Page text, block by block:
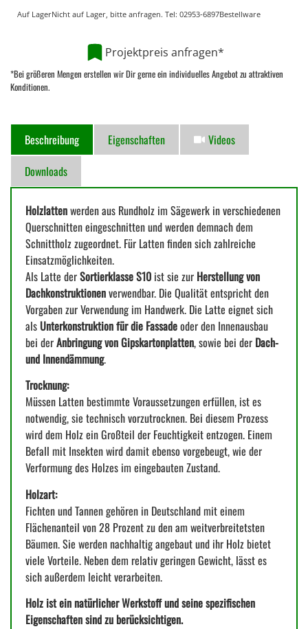
Auf LagerNicht auf Lager, bitte anfragen. Tel: 02953-6897Bestellware
Projektpreis anfragen*
*Bei größeren Mengen erstellen wir Dir gerne ein individuelles Angebot zu attraktiven
Konditionen.
Beschreibung Eigenschaften
Videos
Downloads
Holzlattenwerden aus Rundholz im Sägewerk in verschiedenen
Querschnitten eingeschnitten und werden demnach dem
Schnittholz zugeordnet. Für Latten finden sich zahlreiche
Einsatzmöglichkeiten.
Als Latte derSortierklasse S10 ist sie zur Herstellung von
Dachkonstruktionenverwendbar. Die Qualität entspricht den
Vorgaben zur Verwendung im Handwerk. Die Latte eignet sich
als Unterkonstruktion für die Fassadeoder den Innenausbau
bei derAnbringung von Gipskartonplatten, sowie bei der Dach-
und Innendämmung.
Trocknung:
Müssen Latten bestimmte Voraussetzungen erfüllen, ist es
notwendig, sie technisch vorzutrocknen. Bei diesem Prozess
wird dem Holz ein Großteil der Feuchtigkeit entzogen. Einem
Befall mit Insekten wird damit ebenso vorgebeugt, wie der
Verformung des Holzes im eingebauten Zustand.
Holzart:
Fichten und Tannen gehören in Deutschland mit einem
Flächenanteil von 28 Prozent zu den am weitverbreitetsten
Bäumen. Sie werden nachhaltig angebaut und ihr Holz bietet
viele Vorteile. Neben dem relativ geringen Gewicht, lässt es
sich außerdem leicht verarbeiten.
Holz ist ein natürlicher Werkstoff und seine spezifischen
Eigenschaften sind zu berücksichtigen.